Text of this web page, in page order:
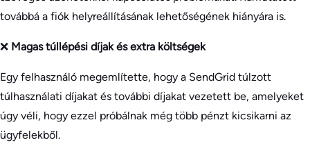
továbbá a fiók helyreállításának lehetőségének hiányára is.
❌ Magas túllépési díjak és extra költségek
Egy felhasználó megemlítette, hogy a SendGrid túlzott
túlhasználati díjakat és további díjakat vezetett be, amelyeket
úgy véli, hogy ezzel próbálnak még több pénzt kicsikarni az
ügyfelekből.